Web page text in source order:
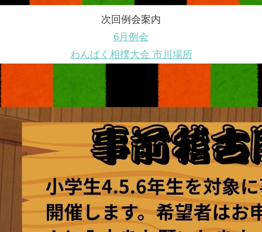
次回例会案内
6月例会
わんぱく相撲大会 市川場所